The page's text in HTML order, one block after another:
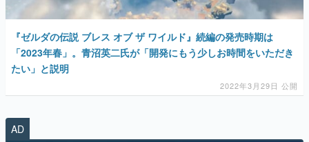
ゲームが変えた日本語
の起源や用法の変遷を、コンピューター文化史研究家・タ
イニーP氏が徹底調査。
カテゴリ
マンガ
『ゼルダの伝説 ブレス オブ ザ ワイルド』続編の発売時期は
「2023年春」。青沼英二氏が「開発にもう少しお時間をいただき
たい」と説明
2022年3月29日 公開
AD